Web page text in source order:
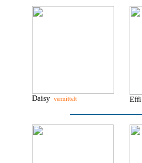
Daisy vermittelt